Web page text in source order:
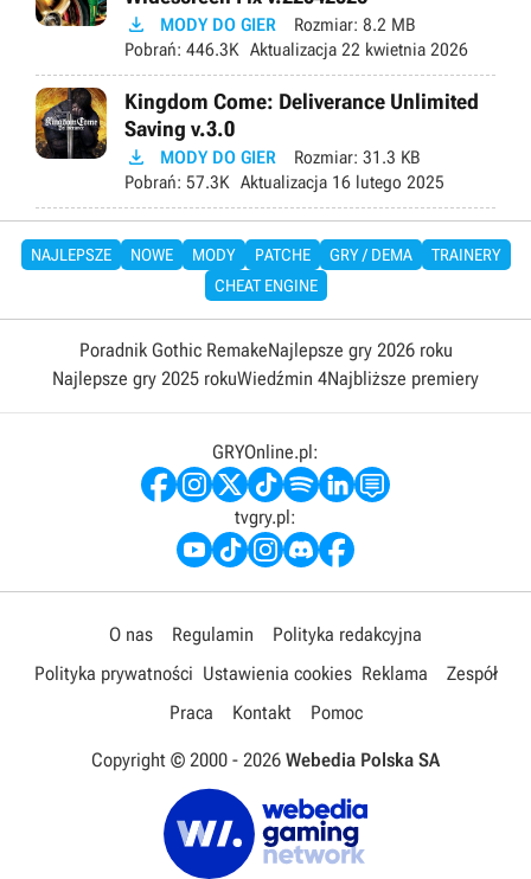
 MODY DO GIER Rozmiar: 8.2 MB
Pobrań: 446.3K Aktualizacja 22 kwietnia 2026
Kingdom Come: Deliverance Unlimited
Saving v.3.0
 MODY DO GIER Rozmiar: 31.3 KB
Pobrań: 57.3K Aktualizacja 16 lutego 2025
NAJLEPSZE NOWE MODY PATCHE GRY / DEMA
TRAINERY
CHEAT ENGINE
Poradnik Gothic RemakeNajlepsze gry 2026 roku
Najlepsze gry 2025 rokuWiedźmin 4Najbliższe premiery
GRYOnline.pl:
tvgry.pl:
O nas Regulamin
Polityka redakcyjna
Polityka prywatności Ustawienia cookies Reklama
Zespół
Praca
Kontakt Pomoc
Copyright © 2000 - 2026 Webedia Polska SA